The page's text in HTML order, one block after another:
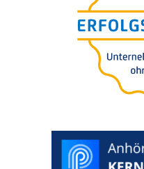
Die 7
der
tung für